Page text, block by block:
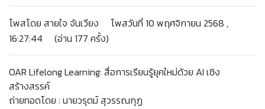
โพสโดย สายใจ จันเวียง โพสวันที่ 10 พฤศจิกายน 2568 ,
16:27:44 (อ่าน 177 ครั้ง)
OAR Lifelong Learning: สื่อการเรียนรู้ยุคใหม่ด้วย AI เชิง
สร้างสรรค์
ถ่ายทอดโดย : นายวรุตม์ สุวรรณกุฏ